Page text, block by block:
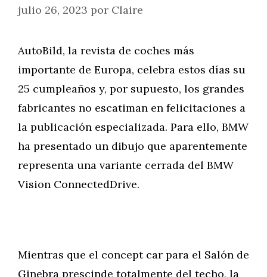
julio 26, 2023 por Claire
AutoBild, la revista de coches más
importante de Europa, celebra estos días su
25 cumpleaños y, por supuesto, los grandes
fabricantes no escatiman en felicitaciones a
la publicación especializada. Para ello, BMW
ha presentado un dibujo que aparentemente
representa una variante cerrada del BMW
Vision ConnectedDrive.
Mientras que el concept car para el Salón de
Ginebra prescinde totalmente del techo, la